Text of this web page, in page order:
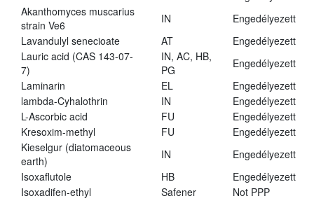
Akanthomyces muscarius
strain Ve6
IN
Engedélyezett
Lavandulyl senecioate
AT
Engedélyezett
Lauric acid (CAS 143-07-
7)
IN, AC, HB,
PG
Engedélyezett
Laminarin
EL
Engedélyezett
lambda-Cyhalothrin
IN
Engedélyezett
L-Ascorbic acid
FU
Engedélyezett
Kresoxim-methyl
FU
Engedélyezett
Kieselgur (diatomaceous
earth)
IN
Engedélyezett
Isoxaflutole
HB
Engedélyezett
Isoxadifen-ethyl
Safener
Not PPP